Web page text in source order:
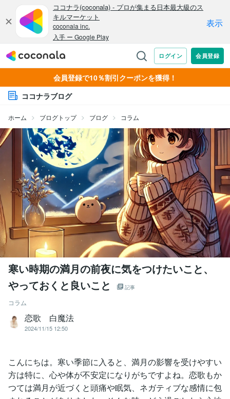
会員登録で10％割引クーポンを獲得！
ココナラブログ
ホーム ブログトップ ブログ コラム
寒い時期の満月の前夜に気をつけたいこと、
やっておくと良いこと
記事
コラム
恋歌 白魔法
2024/11/15 12:50
こんにちは。寒い季節に入ると、満月の影響を受けやすい
方は特に、心や体が不安定になりがちですよね。恋歌もか
つては満月が近づくと頭痛や眠気、ネガティブな感情に包